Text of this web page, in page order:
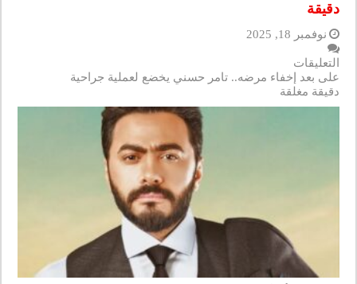
دقيقة
نوفمبر 18, 2025
التعليقات
على بعد إخفاء مرضه.. تامر حسني يخضع لعملية جراحية
دقيقة مغلقة